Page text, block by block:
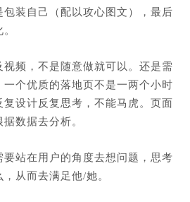
包装自己（配以攻心图文），最后
频，不是随意做就可以。还是需
个优质的落地页不是一两个小时
设计反复思考，不能马虎。页面
数据去分析。
要站在用户的角度去想问题，思考
从而去满足他/她。